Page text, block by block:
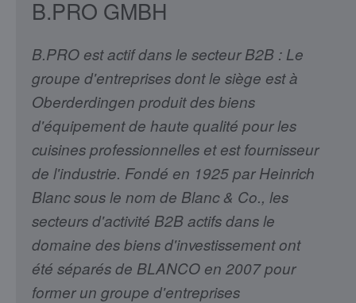
B.PRO GMBH
B.PRO est actif dans le secteur B2B : Le
groupe d'entreprises dont le siège est à
Oberderdingen produit des biens
d'équipement de haute qualité pour les
cuisines professionnelles et est fournisseur
de l'industrie. Fondé en 1925 par Heinrich
Blanc sous le nom de Blanc & Co., les
secteurs d'activité B2B actifs dans le
domaine des biens d'investissement ont
été séparés de BLANCO en 2007 pour
former un groupe d'entreprises